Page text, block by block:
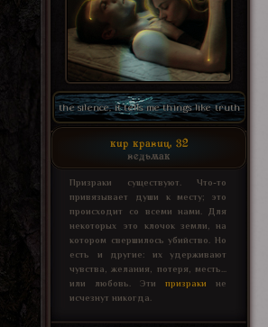
the silence, it tells me things like truth
кир кравиц, 32
ведьмак
Призраки существуют. Что-то
привязывает души к месту; это
происходит со всеми нами. Для
некоторых это клочок земли, на
котором свершилось убийство. Но
есть и другие: их удерживают
чувства, желания, потеря, месть...
или любовь. Эти призраки не
исчезнут никогда.